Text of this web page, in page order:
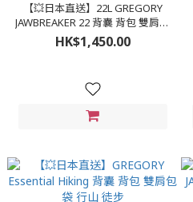
【💥日本直送】22L GREGORY
JAWBREAKER 22 背囊 背包 雙肩包
書包 袋
HK$1,450.00